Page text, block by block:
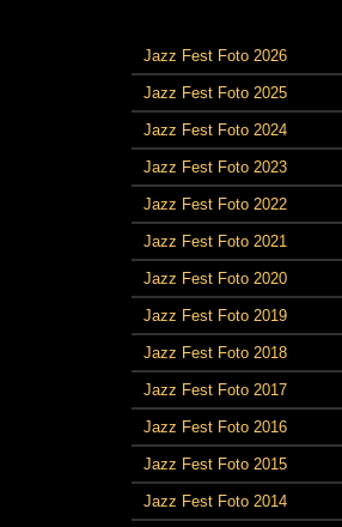
Jazz Fest Foto 2026
Jazz Fest Foto 2025
Jazz Fest Foto 2024
Jazz Fest Foto 2023
Jazz Fest Foto 2022
Jazz Fest Foto 2021
Jazz Fest Foto 2020
Jazz Fest Foto 2019
Jazz Fest Foto 2018
Jazz Fest Foto 2017
Jazz Fest Foto 2016
Jazz Fest Foto 2015
Jazz Fest Foto 2014